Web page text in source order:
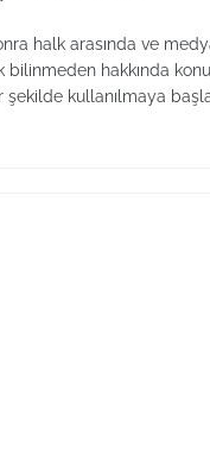
halk arasında ve
hakkında
kullanılmaya